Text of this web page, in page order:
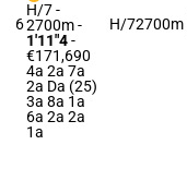
6
H/7 -
2700m-
1'11"4-
€171,690
4a 2a 7a
2a Da (25)
3a 8a 1a
6a 2a 2a
1a
H/72700m